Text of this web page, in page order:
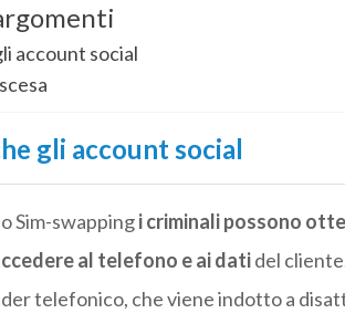
account social
gli account social
Sim-swappingi criminali possono
al telefono e ai datidel
telefonico, che viene indotto a